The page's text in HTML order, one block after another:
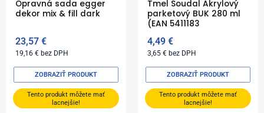
Opravná sada egger
dekor mix & fill dark
23,57€
19,16€ bez DPH
Tento produkt môžete mať
lacnejšie!
ZOBRAZIŤ PRODUKT
Tmel Soudal Akrylový
parketový BUK 280 ml
(EAN 5411183
4,49€
3,65€ bez DPH
Tento produkt môžete mať
lacnejšie!
ZOBRAZIŤ PRODUKT